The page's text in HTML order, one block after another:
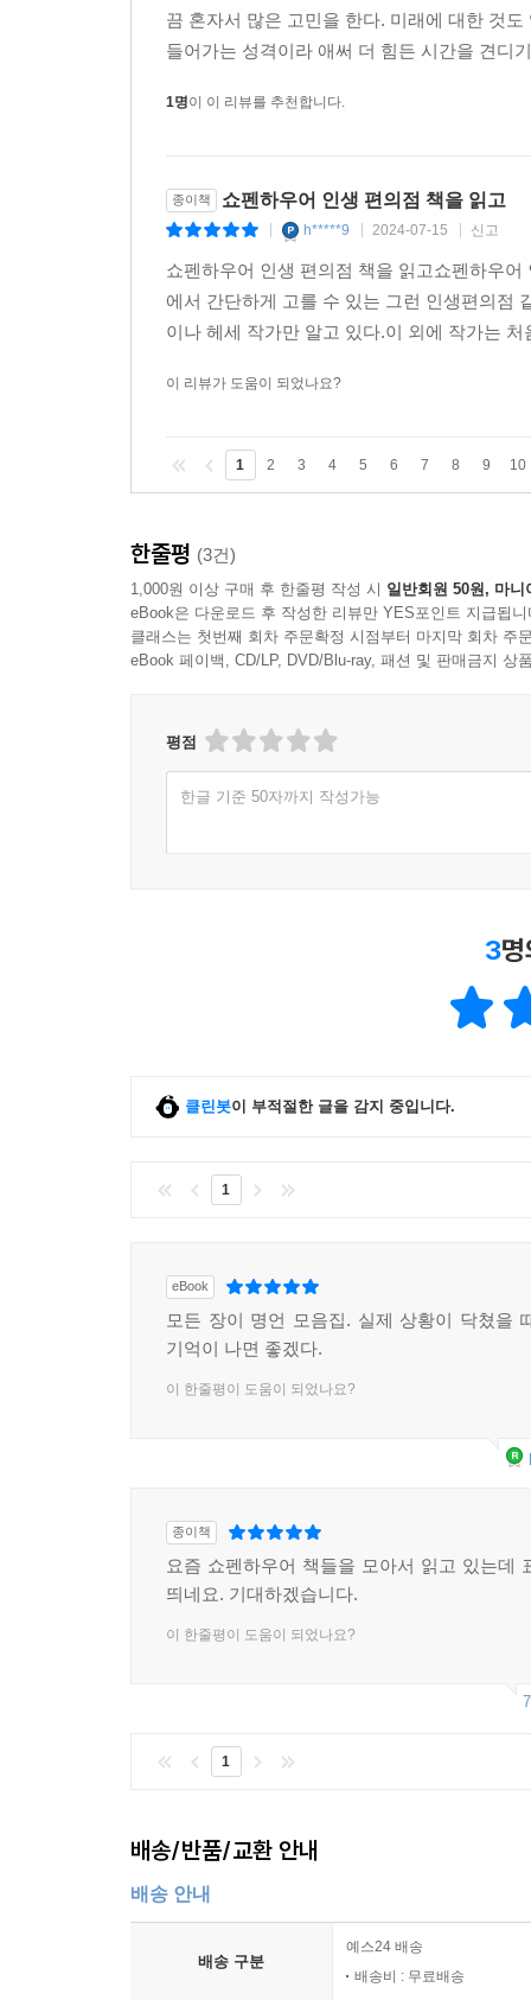
끔 혼자서 많은 고민을 한다. 미래에 대한 것
들어가는 성격이라 애써 더 힘든 시간을 견디
1명이 이 리뷰를 추천합니다.
종이책 쇼펜하우어 인생 편의점 책을 읽고
h*****9 2024-07-15 신고
쇼펜하우어 인생 편의점 책을 읽고쇼펜하우
에서 간단하게 고를 수 있는 그런 인생편의점
이나 헤세 작가만 알고 있다.이 외에 작가는
이 리뷰가 도움이 되었나요?
1 2 3 4 5 6 7 8 9 10
한줄평 (3건)
1,000원 이상 구매 후 한줄평 작성 시 일반회원 50원, 마니
eBook은 다운로드 후 작성한 리뷰만 YES포인트 지급됩니
클래스는 첫번째 회차 주문확정 시점부터 마지막 회차 주
eBook 페이백, CD/LP, DVD/Blu-ray, 패션 및 판매금지 상
평점
한글 기준 50자까지 작성가능
3
클린봇이 부적절한 글을 감지 중입니다.
1
eBook
모든 장이 명언 모음집. 실제 상황이 닥쳤을
기억이 나면 좋겠다.
이 한줄평이 도움이 되었나요?
종이책
요즘 쇼펜하우어 책들을 모아서 읽고 있는데
띄네요. 기대하겠습니다.
이 한줄평이 도움이 되었나요?
1
배송/반품/교환 안내
배송 안내
배송 구분
예스24 배송
배송비 : 무료배송